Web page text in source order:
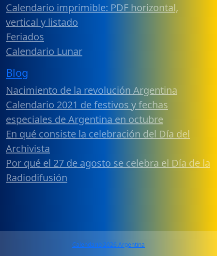
Calendario imprimible: PDF horizontal,
vertical y listado
Feriados
Calendario Lunar
Blog
Nacimiento de la revolución Argentina
Calendario 2021 de festivos y fechas
especiales de Argentina en octubre
En qué consiste la celebración del Día del
Archivista
Por qué el 27 de agosto se celebra el Día de la
Radiodifusión
Calendario 2026 Argentina